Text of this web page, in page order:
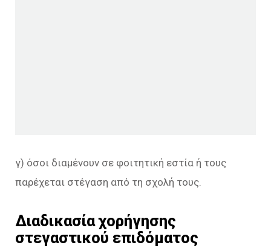
γ) όσοι διαμένουν σε φοιτητική εστία ή τους
παρέχεται στέγαση από τη σχολή τους.
Διαδικασία χορήγησης
στεγαστικού επιδόματος